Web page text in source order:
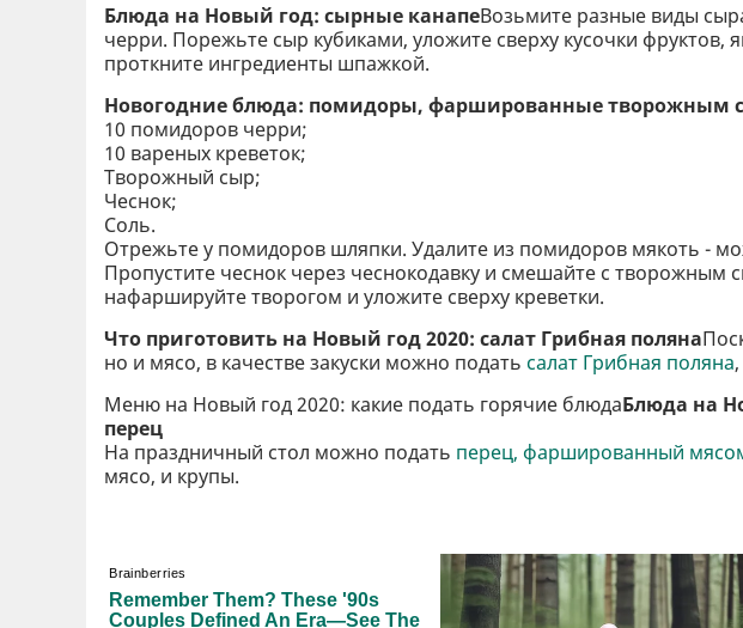
Блюда на Новый год: сырные канапеВозьмите разные виды
черри. Порежьте сыр кубиками, уложите сверху кусочки фруктов,
проткните ингредиенты шпажкой.
Новогодние блюда: помидоры, фаршированные творожным
10 помидоров черри;
10 вареных креветок;
Творожный сыр;
Чеснок;
Соль.
Отрежьте у помидоров шляпки. Удалите из помидоров мякоть -
Пропустите чеснок через чеснокодавку и смешайте с
нафаршируйте творогом и уложите сверху креветки.
Что приготовить на Новый год 2020: салат Грибная поляна
но и мясо, в качестве закуски можно подать салат Грибная поляна
Меню на Новый год 2020: какие подать горячие блюдаБлюда на
перец
На праздничный стол можно подать перец, фаршированный
мясо, и крупы.